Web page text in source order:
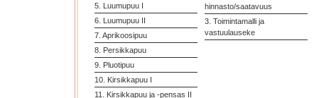
5. Luumupuu I
6. Luumupuu II
7. Aprikoosipuu
8. Persikkapuu
9. Pluotipuu
10. Kirsikkapuu I
11. Kirsikkapuu ja -pensas II
hinnasto/saatavuus
3. Toimintamalli ja
vastuulauseke